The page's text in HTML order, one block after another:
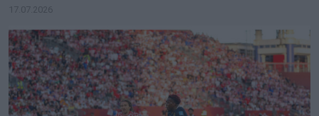
17.07.2026